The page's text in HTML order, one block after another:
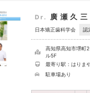
Dr. 廣瀬久三
日本矯正歯科学会 認
高知県高知市堺町
ル5F
最寄り駅：はりま
駐車場あり